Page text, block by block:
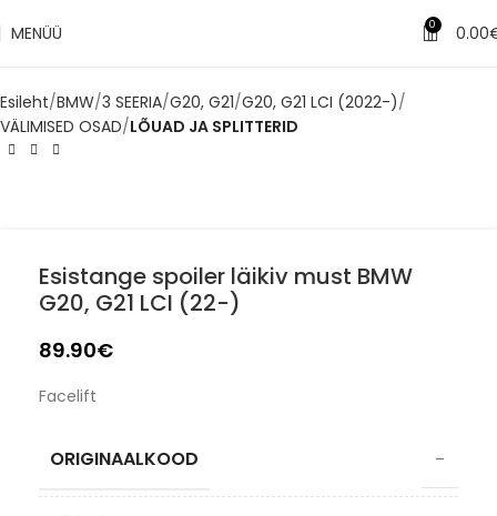
MENÜÜ 0 0.00
Esileht BMW 3 SEERIA G20, G21 G20, G21 LCI (2022-)
VÄLIMISED OSAD LÕUAD JA SPLITTERID
Esistange spoiler läikiv must BMW
G20, G21 LCI (22-)
89.90€
Facelift
ORIGINAALKOOD –